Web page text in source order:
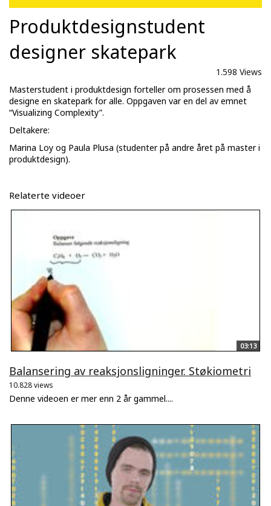
Produktdesignstudent
designer skatepark
1.598 Views
Masterstudent i produktdesign forteller om prosessen med å
designe en skatepark for alle. Oppgaven var en del av emnet
“Visualizing Complexity”.
Deltakere:
Marina Loy og Paula Plusa (studenter på andre året på master i
produktdesign).
Relaterte videoer
03:13
Balansering av reaksjonsligninger. Støkiometri
10.828 views
Denne videoen er mer enn 2 år gammel....